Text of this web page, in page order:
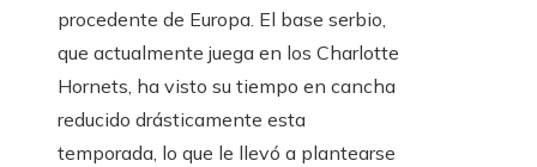
procedente de Europa. El base serbio,
que actualmente juega en los Charlotte
Hornets, ha visto su tiempo en cancha
reducido drásticamente esta
temporada, lo que le llevó a plantearse